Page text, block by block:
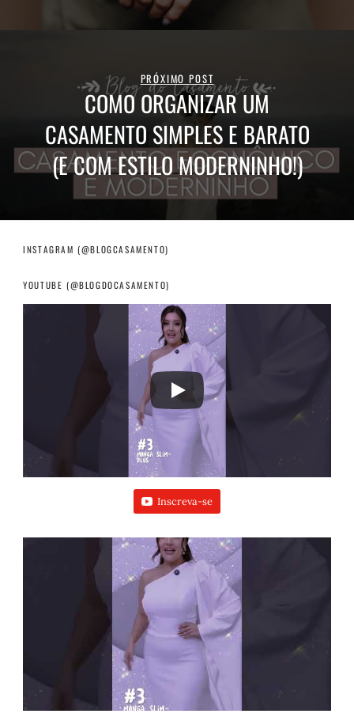
PRÓXIMO POST
COMO ORGANIZAR UM
CASAMENTO SIMPLES E BARATO
(E COM ESTILO MODERNINHO!)
INSTAGRAM (@BLOGCASAMENTO)
YOUTUBE (@BLOGDOCASAMENTO)
Inscreva-se